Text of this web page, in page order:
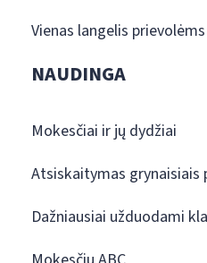
Vienas langelis
NAUDINGA
Mokesčiai ir jų dydžiai
Atsiskaitymas grynaisiais
Dažniausiai užduodami